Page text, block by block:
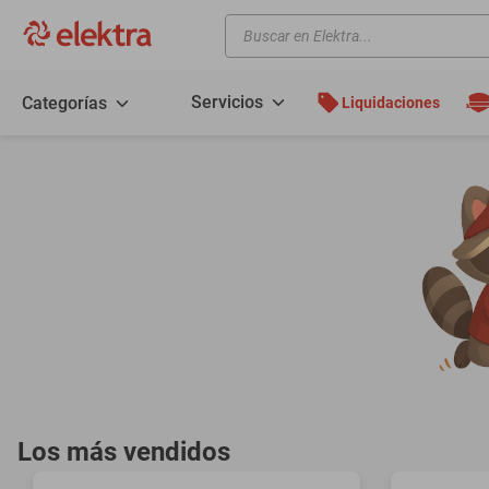
Buscar en Elektra...
Categorías Servicios Liquidaciones
Los más vendidos
motos